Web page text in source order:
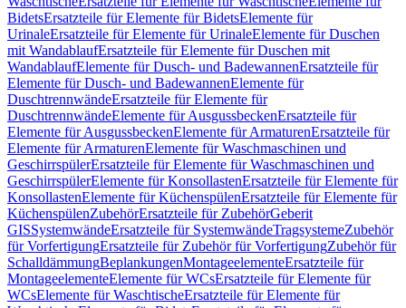
BidetsErsatzteile für Elemente für BidetsElemente für
UrinaleErsatzteile für Elemente für UrinaleElemente für Duschen
mit WandablaufErsatzteile für Elemente für Duschen mit
WandablaufElemente für Dusch- und BadewannenErsatzteile für
Elemente für Dusch- und BadewannenElemente für
DuschtrennwändeErsatzteile für Elemente für
DuschtrennwändeElemente für AusgussbeckenErsatzteile für
Elemente für AusgussbeckenElemente für ArmaturenErsatzteile für
Elemente für ArmaturenElemente für Waschmaschinen und
GeschirrspülerErsatzteile für Elemente für Waschmaschinen und
GeschirrspülerElemente für KonsollastenErsatzteile für Elemente für
KonsollastenElemente für KüchenspülenErsatzteile für Elemente für
KüchenspülenZubehörErsatzteile für ZubehörGeberit
GISSystemwändeErsatzteile für SystemwändeTragsystemeZubehör
für VorfertigungErsatzteile für Zubehör für VorfertigungZubehör für
SchalldämmungBeplankungenMontageelementeErsatzteile für
MontageelementeElemente für WCsErsatzteile für Elemente für
WCsElemente für WaschtischeErsatzteile für Elemente für